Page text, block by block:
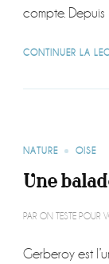
compte.
CONTINUER LA
NATURE OISE
Une
PAR ON TESTE POUR
Gerberoy est